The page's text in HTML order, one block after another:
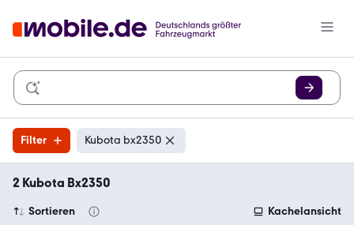
Filter Kubota bx2350
2 Kubota Bx2350
Sortieren Kachelansicht